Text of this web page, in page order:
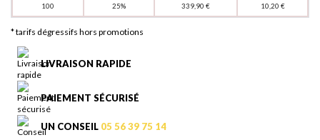
100 25% 339,90 € 10,20 €
* tarifs dégressifs hors promotions
LIVRAISON RAPIDE
PAIEMENT SÉCURISÉ
UN CONSEIL 05 56 39 75 14